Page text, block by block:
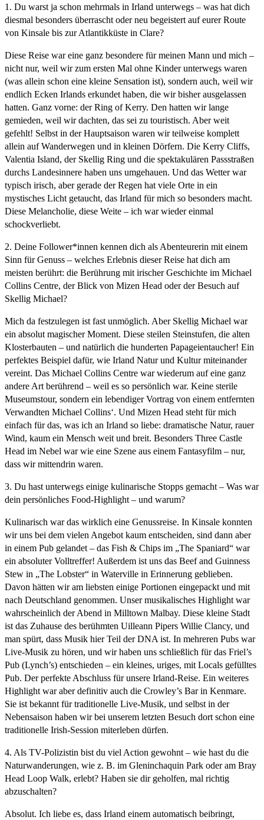
1. Du warst ja schon mehrmals in Irland unterwegs – was hat dich
diesmal besonders überrascht oder neu begeistert auf eurer Route
von Kinsale bis zur Atlantikküste in Clare?
Diese Reise war eine ganz besondere für meinen Mann und mich –
nicht nur, weil wir zum ersten Mal ohne Kinder unterwegs waren
(was allein schon eine kleine Sensation ist), sondern auch, weil wir
endlich Ecken Irlands erkundet haben, die wir bisher ausgelassen
hatten. Ganz vorne: der Ring of Kerry. Den hatten wir lange
gemieden, weil wir dachten, das sei zu touristisch. Aber weit
gefehlt! Selbst in der Hauptsaison waren wir teilweise komplett
allein auf Wanderwegen und in kleinen Dörfern. Die Kerry Cliffs,
Valentia Island, der Skellig Ring und die spektakulären Passstraßen
durchs Landesinnere haben uns umgehauen. Und das Wetter war
typisch irisch, aber gerade der Regen hat viele Orte in ein
mystisches Licht getaucht, das Irland für mich so besonders macht.
Diese Melancholie, diese Weite – ich war wieder einmal
schockverliebt.
2. Deine Follower*innen kennen dich als Abenteurerin mit einem
Sinn für Genuss – welches Erlebnis dieser Reise hat dich am
meisten berührt: die Berührung mit irischer Geschichte im Michael
Collins Centre, der Blick von Mizen Head oder der Besuch auf
Skellig Michael?
Mich da festzulegen ist fast unmöglich. Aber Skellig Michael war
ein absolut magischer Moment. Diese steilen Steinstufen, die alten
Klosterbauten – und natürlich die hunderten Papageientaucher! Ein
perfektes Beispiel dafür, wie Irland Natur und Kultur miteinander
vereint. Das Michael Collins Centre war wiederum auf eine ganz
andere Art berührend – weil es so persönlich war. Keine sterile
Museumstour, sondern ein lebendiger Vortrag von einem entfernten
Verwandten Michael Collins‘. Und Mizen Head steht für mich
einfach für das, was ich an Irland so liebe: dramatische Natur, rauer
Wind, kaum ein Mensch weit und breit. Besonders Three Castle
Head im Nebel war wie eine Szene aus einem Fantasyfilm – nur,
dass wir mittendrin waren.
3. Du hast unterwegs einige kulinarische Stopps gemacht – Was war
dein persönliches Food-Highlight – und warum?
Kulinarisch war das wirklich eine Genussreise. In Kinsale konnten
wir uns bei dem vielen Angebot kaum entscheiden, sind dann aber
in einem Pub gelandet – das Fish & Chips im „The Spaniard“ war
ein absoluter Volltreffer! Außerdem ist uns das Beef and Guinness
Stew in „The Lobster“ in Waterville in Erinnerung geblieben.
Davon hätten wir am liebsten einige Portionen eingepackt und mit
nach Deutschland genommen. Unser musikalisches Highlight war
wahrscheinlich der Abend in Milltown Malbay. Diese kleine Stadt
ist das Zuhause des berühmten Uilleann Pipers Willie Clancy, und
man spürt, dass Musik hier Teil der DNA ist. In mehreren Pubs war
Live-Musik zu hören, und wir haben uns schließlich für das Friel’s
Pub (Lynch’s) entschieden – ein kleines, uriges, mit Locals gefülltes
Pub. Der perfekte Abschluss für unsere Irland-Reise. Ein weiteres
Highlight war aber definitiv auch die Crowley’s Bar in Kenmare.
Sie ist bekannt für traditionelle Live-Musik, und selbst in der
Nebensaison haben wir bei unserem letzten Besuch dort schon eine
traditionelle Irish-Session miterleben dürfen.
4. Als TV-Polizistin bist du viel Action gewohnt – wie hast du die
Naturwanderungen, wie z. B. im Gleninchaquin Park oder am Bray
Head Loop Walk, erlebt? Haben sie dir geholfen, mal richtig
abzuschalten?
Absolut. Ich liebe es, dass Irland einem automatisch beibringt,